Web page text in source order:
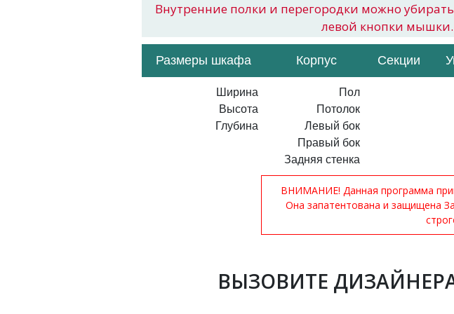
Внутренние полки и перегородки можно
левой кнопки мышки.
Размеры шкафа Корпус Секции
Ширина
Высота
Глубина
Пол
Потолок
Левый бок
Правый бок
Задняя стенка
ВНИМАНИЕ! Данная программа
Она запатентована и защищена
ВЫЗОВИТЕ